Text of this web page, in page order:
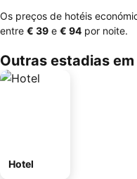
Os preços de hotéis
entre ‎€ 39 e ‎€ 94 por noite.
Outras estadias
Hotel